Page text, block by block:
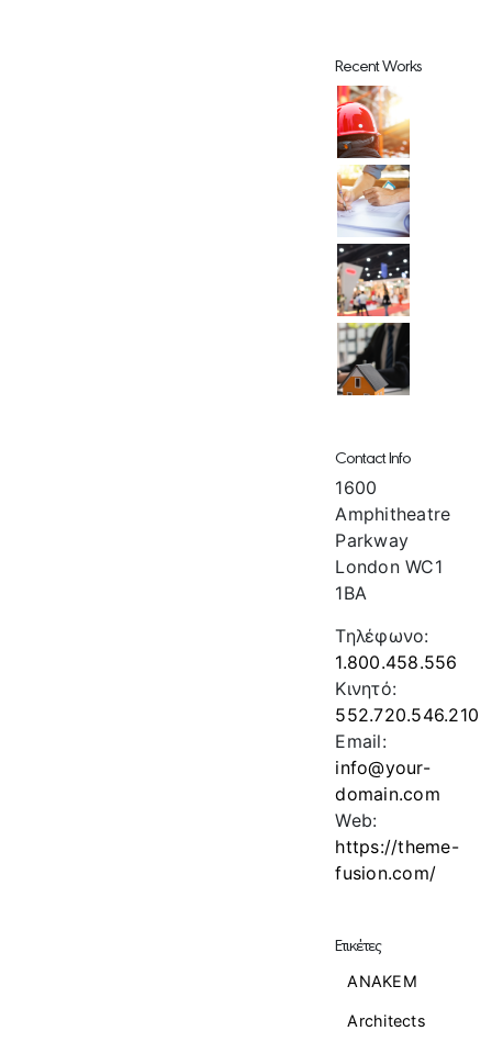
Recent Works
Contact Info
1600
Amphitheatre
Parkway
London WC1
1BA
Τηλέφωνο:
1.800.458.556
Κινητό:
552.720.546.210
Email:
info@your-
domain.com
Web:
https://theme-
fusion.com/
Ετικέτες
ANAKEM
Architects